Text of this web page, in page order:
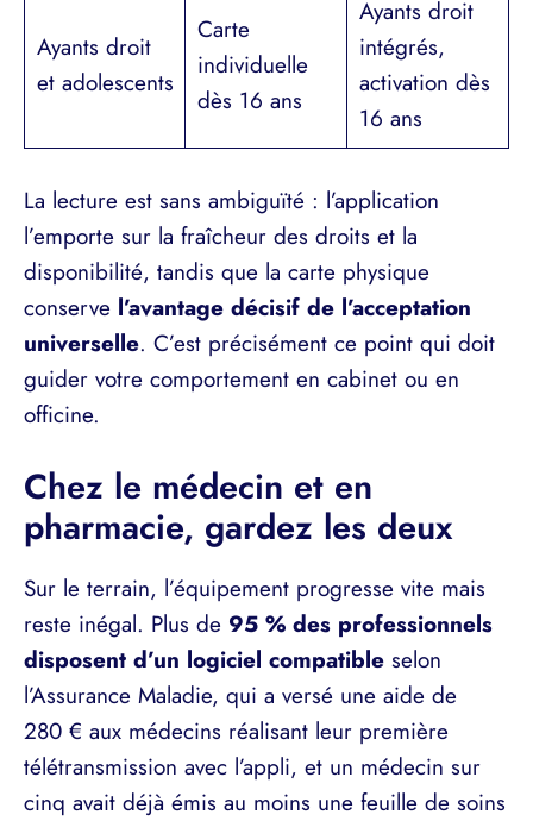
Ayants droit
et adolescents
Carte
individuelle
dès 16 ans
Ayants droit
intégrés,
activation dès
16 ans
La lecture est sans ambiguïté : l’application
l’emporte sur la fraîcheur des droits et la
disponibilité, tandis que la carte physique
conserve l’avantage décisif de l’acceptation
universelle. C’est précisément ce point qui doit
guider votre comportement en cabinet ou en
officine.
Chez le médecin et en
pharmacie, gardez les deux
Sur le terrain, l’équipement progresse vite mais
reste inégal. Plus de 95 % des professionnels
disposent d’un logiciel compatible selon
l’Assurance Maladie, qui a versé une aide de
280 € aux médecins réalisant leur première
télétransmission avec l’appli, et un médecin sur
cinq avait déjà émis au moins une feuille de soins